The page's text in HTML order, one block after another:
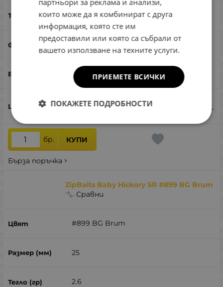
бавно потъващ
кефал, костур
10.18€ лв.
бр. КУПИ
Бърза поръчка
ZipBaits Baby Hickory SR #899 BG Brum
Сравни
#899 BG Brum
25
2.6
партньори за реклама и анализи,
които може да я комбинират с друга
информация, която сте им
предоставили или която са събрали от
вашето използване на техните услуги.
ПРИЕМЕТЕ ВСИЧКИ
ПОКАЖЕТЕ ПОДРОБНОСТИ